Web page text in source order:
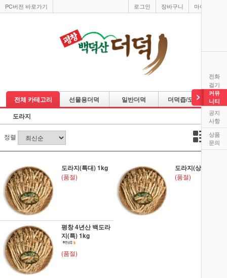
PC버전 바로가기 마이페이지
장바구니
로그인
전체 카테고리 선물용더덕 일반더덕
더덕즙/도라지즙
도라지
정렬
도라지(특대) 1kg
(품절)
도라지(상) 1kg
(품절)
평창 4년산 백도라
지(특) 1kg
(품절)
전화
걸기
커뮤
니티
공지
사항
상품
문의